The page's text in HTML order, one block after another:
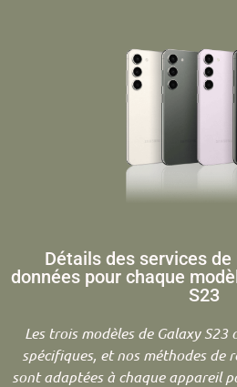
Détails des services
données pour chaque
S23
Les trois modèles de Galaxy
spécifiques, et nos méthodes de
sont adaptées à chaque appareil